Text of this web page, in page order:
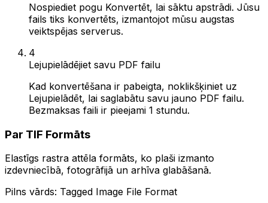
Nospiediet pogu Konvertēt, lai sāktu apstrādi. Jūsu
fails tiks konvertēts, izmantojot mūsu augstas
veiktspējas serverus.
4
Lejupielādējiet savu PDF failu
Kad konvertēšana ir pabeigta, noklikšķiniet uz
Lejupielādēt, lai saglabātu savu jauno PDF failu.
Bezmaksas faili ir pieejami 1 stundu.
Par TIF Formāts
Elastīgs rastra attēla formāts, ko plaši izmanto
izdevniecībā, fotogrāfijā un arhīva glabāšanā.
Pilns vārds: Tagged Image File Format